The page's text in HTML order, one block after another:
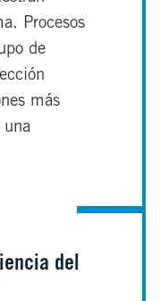
Procesos
de
más
una
del